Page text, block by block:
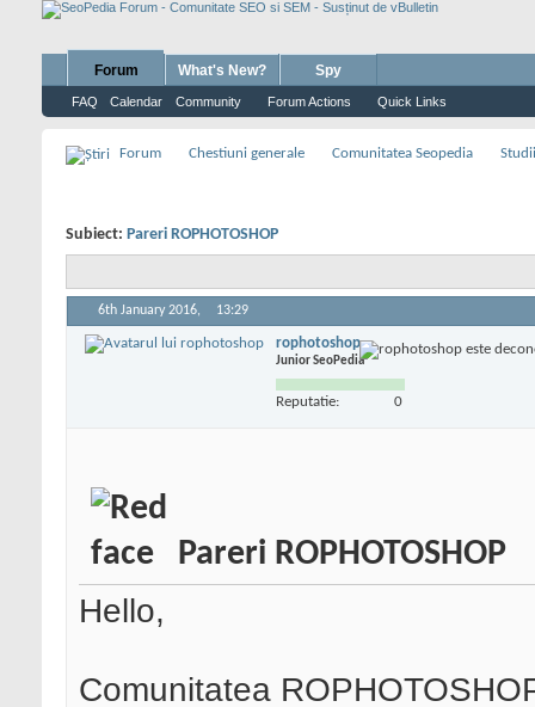
Forum
FAQ Calendar Community Forum Actions Quick Links
What's New? Spy
Forum Chestiuni generale Comunitatea Seopedia
Subiect: Pareri ROPHOTOSHOP
6th January 2016, 13:29
rophotoshop
Junior SeoPedia
Reputatie: 0
Pareri ROPHOTOSHOP
Hello,
Comunitatea